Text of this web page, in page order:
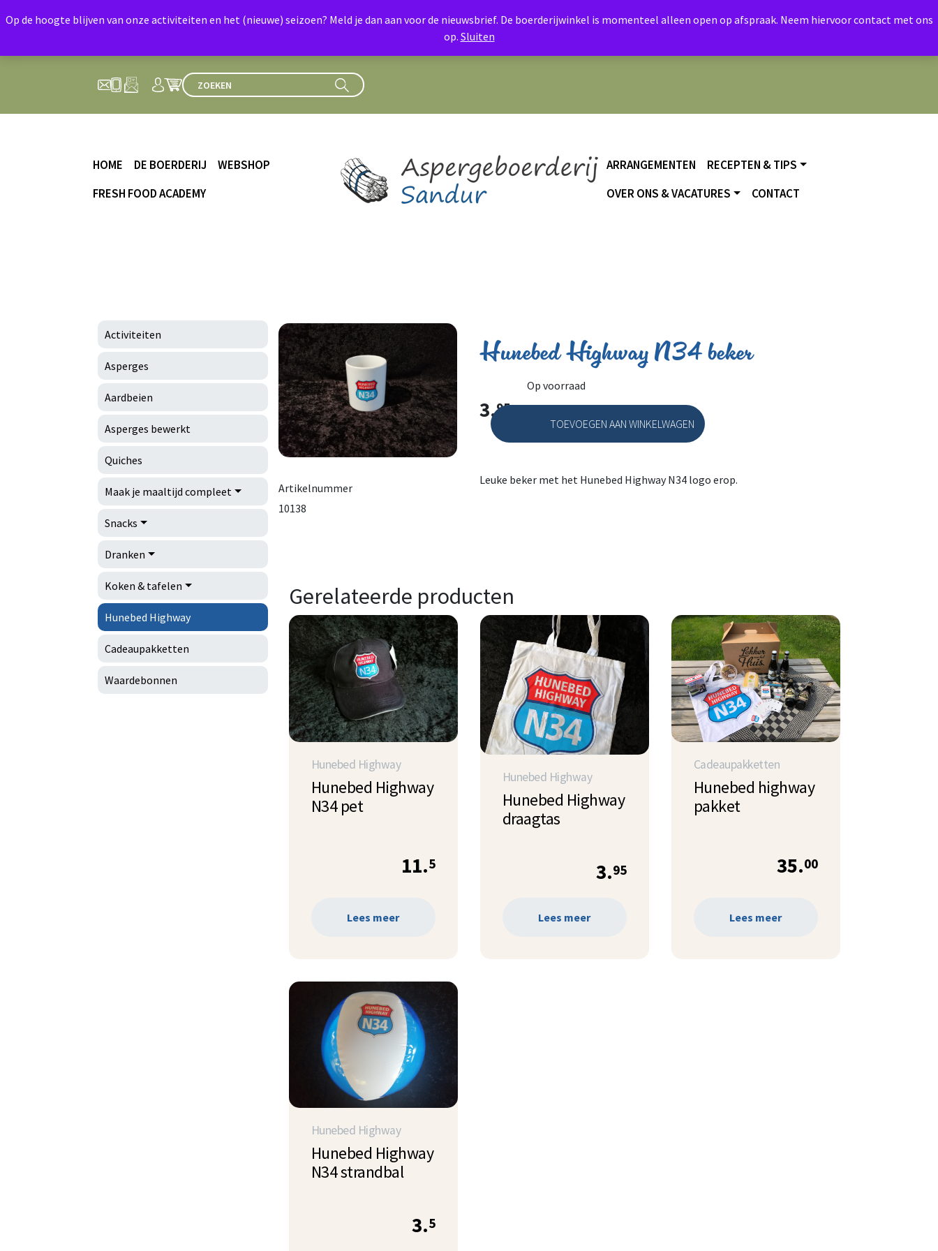
HOME DE BOERDERIJ
WEBSHOP
FRESH FOOD ACADEMY
ARRANGEMENTEN
RECEPTEN & TIPS
OVER ONS & VACATURES
CONTACT
Activiteiten
Asperges
Aardbeien
Asperges bewerkt
Quiches
Maak je maaltijd compleet
Snacks
Dranken
Koken & tafelen
Hunebed Highway
Cadeaupakketten
Waardebonnen
Artikelnummer
10138
Hunebed Highway N34 beker
3.95
Op voorraad
Hunebed Highway N34 beker aantal
TOEVOEGEN AAN WINKELWAGEN
Leuke beker met het Hunebed Highway N34 logo erop.
Gerelateerde producten
Hunebed Highway
Hunebed Highway
N34 pet
11.5
Lees meer
Hunebed Highway
Hunebed Highway
draagtas
3.95
Lees meer
Cadeaupakketten
Hunebed highway
pakket
35.00
Lees meer
Hunebed Highway
Hunebed Highway
N34 strandbal
3.5
Op de hoogte blijven van onze activiteiten en het (nieuwe) seizoen? Meld je dan aan voor de nieuwsbrief. De boerderijwinkel is momenteel alleen open op afspraak. Neem hiervoor contact met ons
op. Sluiten